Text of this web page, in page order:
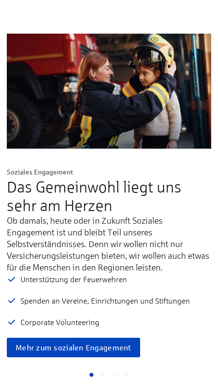
Soziales Engagement
Das Gemeinwohl liegt uns
sehr am Herzen
Ob damals, heute oder in Zukunft Soziales
Engagement ist und bleibt Teil unseres
Selbstverständnisses. Denn wir wollen nicht nur
Versicherungsleistungen bieten, wir wollen auch etwas
für die Menschen in den Regionen leisten.
Unterstützung der Feuerwehren
Spenden an Vereine, Einrichtungen und Stiftungen
Corporate Volunteering
Mehr zum sozialen Engagement